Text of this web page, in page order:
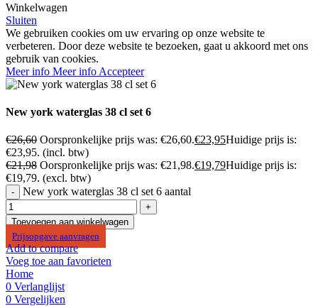
Winkelwagen
Sluiten
We gebruiken cookies om uw ervaring op onze website te
verbeteren. Door deze website te bezoeken, gaat u akkoord met ons
gebruik van cookies.
Meer info Meer info Accepteer
New york waterglas 38 cl set 6
€26,60 Oorspronkelijke prijs was: €26,60.€23,95Huidige prijs is:
€23,95. (incl. btw)
€21,98 Oorspronkelijke prijs was: €21,98.€19,79Huidige prijs is:
€19,79. (excl. btw)
New york waterglas 38 cl set 6 aantal
Toevoegen aan winkelwagen
Prijsopgave aanvragen
Add to compare
Voeg toe aan favorieten
Home
0 Verlanglijst
0 Vergelijken